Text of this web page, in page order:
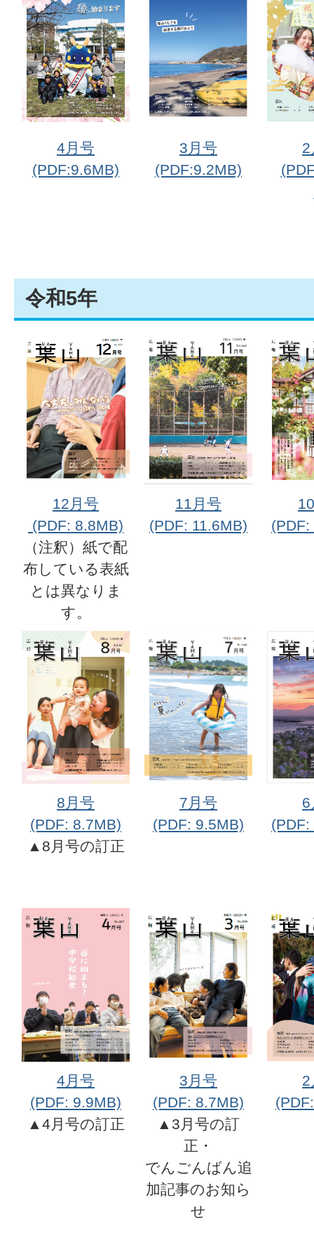
4月号
(PDF:9.6MB)
3月号
(PDF:9.2MB)
2
令和5年
12月号
(PDF: 8.8MB)
（注釈）紙で配
布している表紙
とは異なりま
す。
11月号
(PDF: 11.6MB)
8月号
(PDF: 8.7MB)
▲8月号の訂正
7月号
(PDF: 9.5MB)
6
4月号
(PDF: 9.9MB)
▲4月号の訂正
3月号
(PDF: 8.7MB)
▲3月号の訂
正・
でんごんばん追
加記事のお知ら
せ
2